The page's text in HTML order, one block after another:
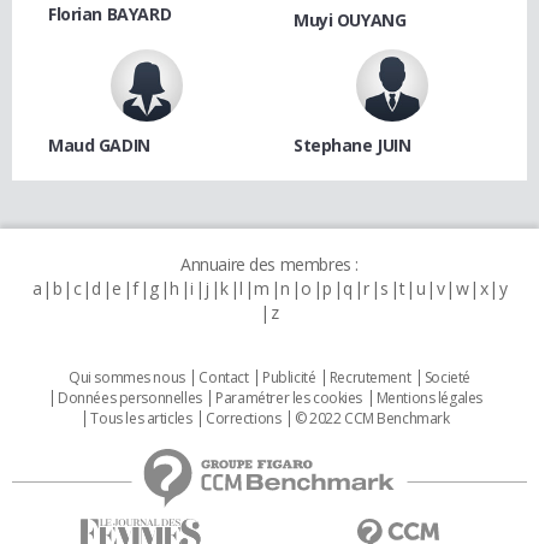
Florian BAYARD Muyi OUYANG
Maud GADIN Stephane JUIN
Annuaire des membres :
a b c d e f g h i j k l m n o p q r s t u v w x y
z
Qui sommes nous Contact Publicité Recrutement
Societé
Données personnelles
Paramétrer les cookies
Mentions légales
Tous les articles
Corrections © 2022 CCM Benchmark